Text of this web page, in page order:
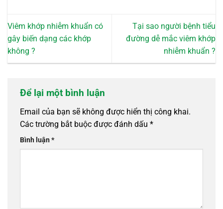
Viêm khớp nhiễm khuẩn có
gây biến dạng các khớp
không ?
Tại sao người bệnh tiểu
đường dễ mắc viêm khớp
nhiễm khuẩn ?
Để lại một bình luận
Email của bạn sẽ không được hiển thị công khai.
Các trường bắt buộc được đánh dấu *
Bình luận*